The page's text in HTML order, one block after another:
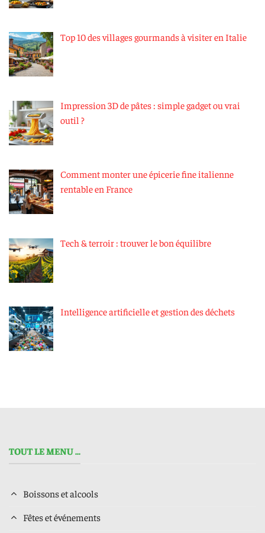
Top 10 des villages gourmands à visiter en Italie
Impression 3D de pâtes : simple gadget ou vrai
outil ?
Comment monter une épicerie fine italienne
rentable en France
Tech & terroir : trouver le bon équilibre
Intelligence artificielle et gestion des déchets
TOUT LE MENU ...
Boissons et alcools
Fêtes et événements